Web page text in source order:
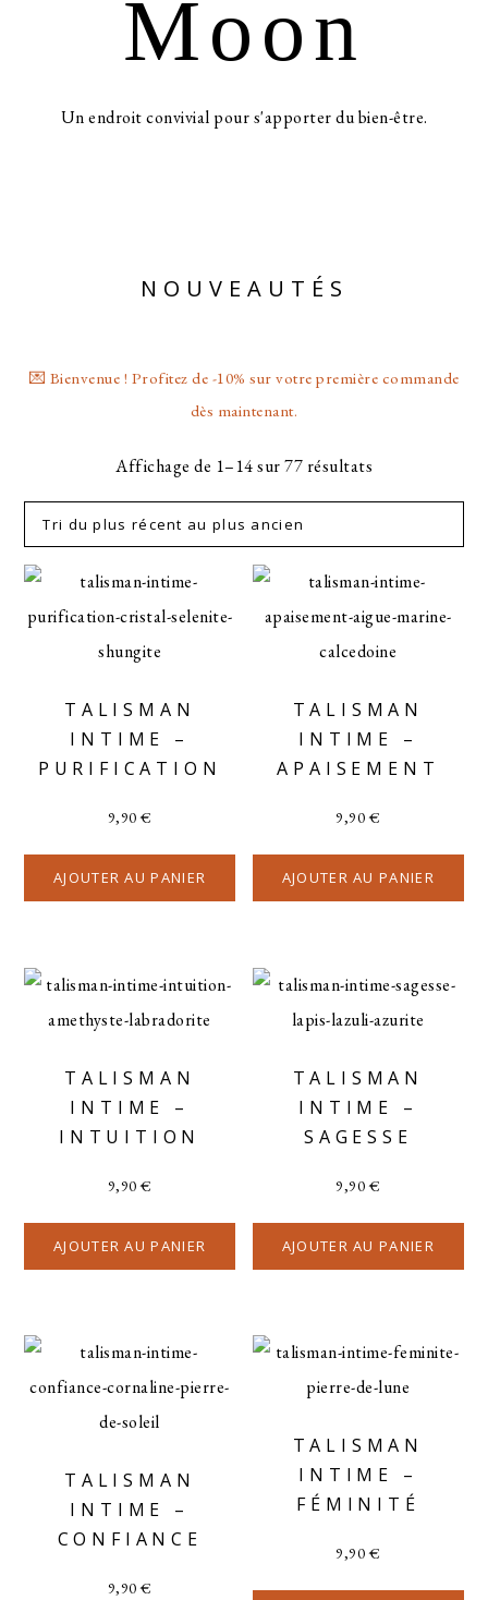
Moon
Un endroit convivial pour s'apporter du bien-être.
NOUVEAUTÉS
💌 Bienvenue ! Profitez de -10% sur votre première commande
dès maintenant.
Affichage de 1–14 sur 77 résultats
TALISMAN
INTIME –
PURIFICATION
9,90€
AJOUTER AU PANIER
TALISMAN
INTIME –
APAISEMENT
9,90€
AJOUTER AU PANIER
TALISMAN
INTIME –
INTUITION
9,90€
AJOUTER AU PANIER
TALISMAN
INTIME –
SAGESSE
9,90€
AJOUTER AU PANIER
TALISMAN
INTIME –
CONFIANCE
9,90€
TALISMAN
INTIME –
FÉMINITÉ
9,90€